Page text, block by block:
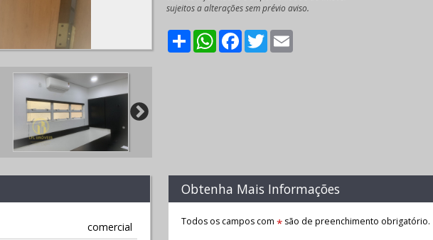
sujeitos a alterações sem prévio aviso.
ShareWhatsApp
Facebook
Twitter
comercial
Obtenha Mais Informações
Todos os campos com *são de preenchimento obrigatório.